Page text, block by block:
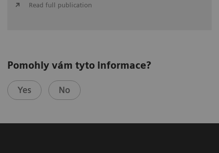
Read full publication
Pomohly vám tyto informace?
Yes No